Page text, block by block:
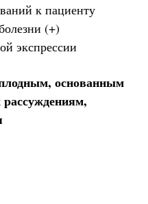
к пациенту
(+)
экспрессии
основанным